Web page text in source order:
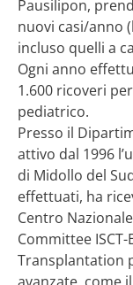
Pausilipon,
nuovi casi/anno
incluso quelli a
Ogni anno
1.600 ricoveri
pediatrico.
Presso il
attivo dal 1996
di Midollo del
effettuati, ha
Centro
Committee
Transplantation